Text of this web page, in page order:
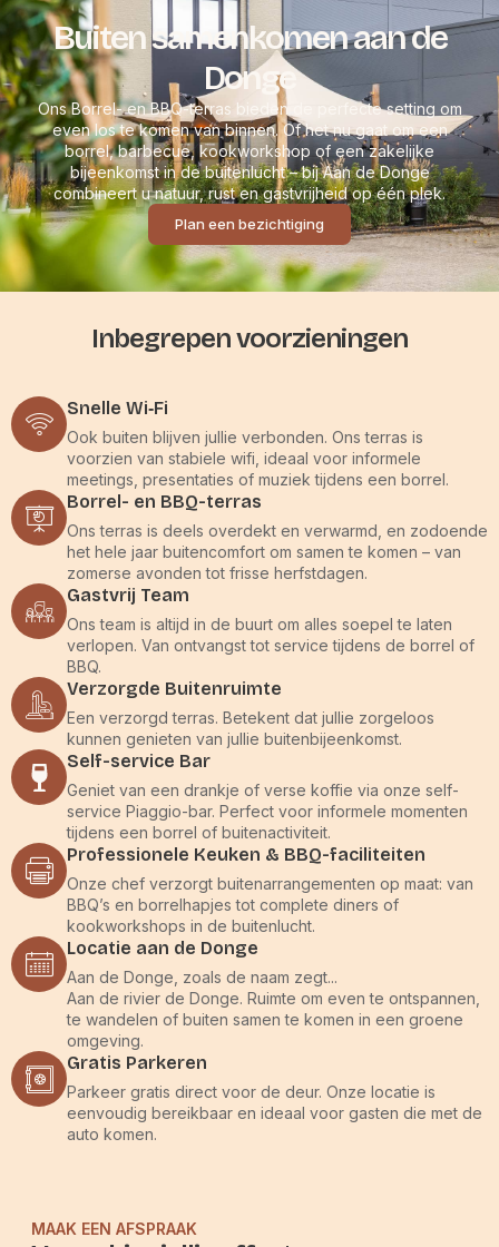
Buiten samenkomen aan de
Donge
Ons Borrel- en BBQ-terras bieden de perfecte setting om
even los te komen van binnen. Of het nu gaat om een
borrel, barbecue, kookworkshop of een zakelijke
bijeenkomst in de buitenlucht – bij Aan de Donge
combineert u natuur, rust en gastvrijheid op één plek.
Plan een bezichtiging
Inbegrepen voorzieningen
Snelle Wi‑Fi
Ook buiten blijven jullie verbonden. Ons terras is
voorzien van stabiele wifi, ideaal voor informele
meetings, presentaties of muziek tijdens een borrel.
Borrel- en BBQ-terras
Ons terras is deels overdekt en verwarmd, en zodoende
het hele jaar buitencomfort om samen te komen – van
zomerse avonden tot frisse herfstdagen.
Gastvrij Team
Ons team is altijd in de buurt om alles soepel te laten
verlopen. Van ontvangst tot service tijdens de borrel of
BBQ.
Verzorgde Buitenruimte
Een verzorgd terras. Betekent dat jullie zorgeloos
kunnen genieten van jullie buitenbijeenkomst.
Self-service Bar
Geniet van een drankje of verse koffie via onze self-
service Piaggio-bar. Perfect voor informele momenten
tijdens een borrel of buitenactiviteit.
Professionele Keuken & BBQ-faciliteiten
Onze chef verzorgt buitenarrangementen op maat: van
BBQ’s en borrelhapjes tot complete diners of
kookworkshops in de buitenlucht.
Locatie aan de Donge
Aan de Donge, zoals de naam zegt...
Aan de rivier de Donge. Ruimte om even te ontspannen,
te wandelen of buiten samen te komen in een groene
omgeving.
Gratis Parkeren
Parkeer gratis direct voor de deur. Onze locatie is
eenvoudig bereikbaar en ideaal voor gasten die met de
auto komen.
MAAK EEN AFSPRAAK